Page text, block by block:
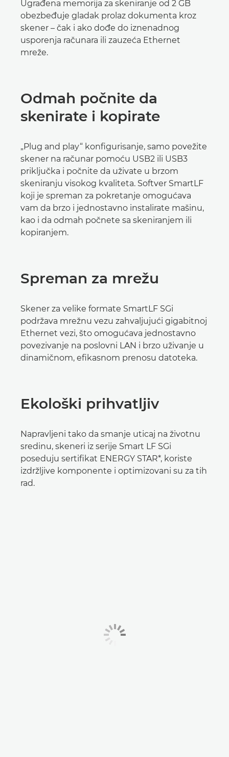
Ugrađena memorija za skeniranje od 2 GB
obezbeđuje gladak prolaz dokumenta kroz
skener – čak i ako dođe do iznenadnog
usporenja računara ili zauzeća Ethernet
mreže.
Odmah počnite da
skenirate i kopirate
„Plug and play“ konfigurisanje, samo povežite
skener na računar pomoću USB2 ili USB3
priključka i počnite da uživate u brzom
skeniranju visokog kvaliteta. Softver SmartLF
koji je spreman za pokretanje omogućava
vam da brzo i jednostavno instalirate mašinu,
kao i da odmah počnete sa skeniranjem ili
kopiranjem.
Spreman za mrežu
Skener za velike formate SmartLF SGi
podržava mrežnu vezu zahvaljujući gigabitnoj
Ethernet vezi, što omogućava jednostavno
povezivanje na poslovni LAN i brzo uživanje u
dinamičnom, efikasnom prenosu datoteka.
Ekološki prihvatljiv
Napravljeni tako da smanje uticaj na životnu
sredinu, skeneri iz serije Smart LF SGi
poseduju sertifikat ENERGY STAR*, koriste
izdržljive komponente i optimizovani su za tih
rad.